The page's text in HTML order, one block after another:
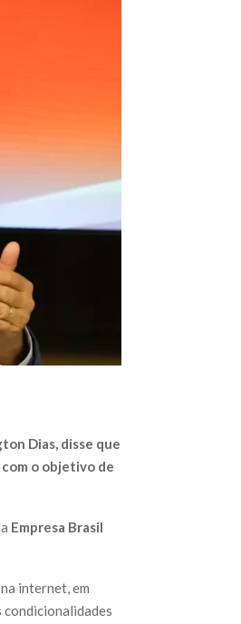
Dias, disse que
o objetivo de
Empresa Brasil
internet, em
condicionalidades